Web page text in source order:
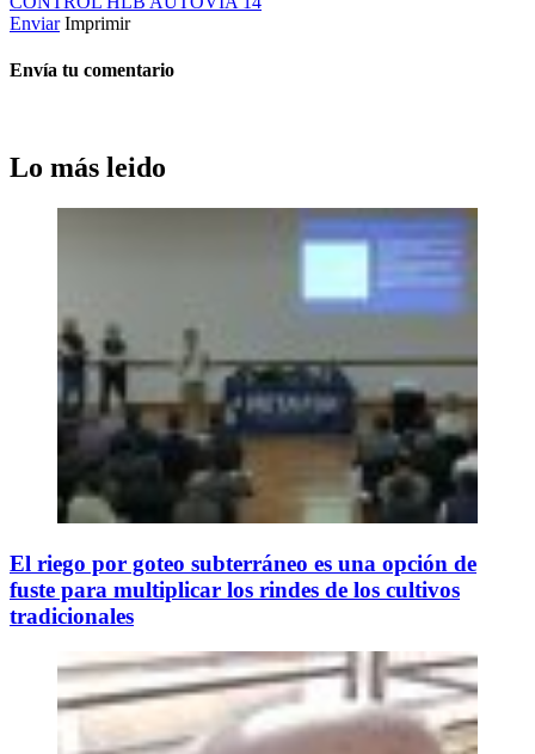
Enviar Imprimir
Envía tu comentario
Lo más leido
El riego por goteo subterráneo es una opción de
fuste para multiplicar los rindes de los cultivos
tradicionales